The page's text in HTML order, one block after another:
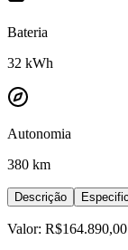
Bateria
32 kWh
Autonomia
380 km
Descrição
Valor: